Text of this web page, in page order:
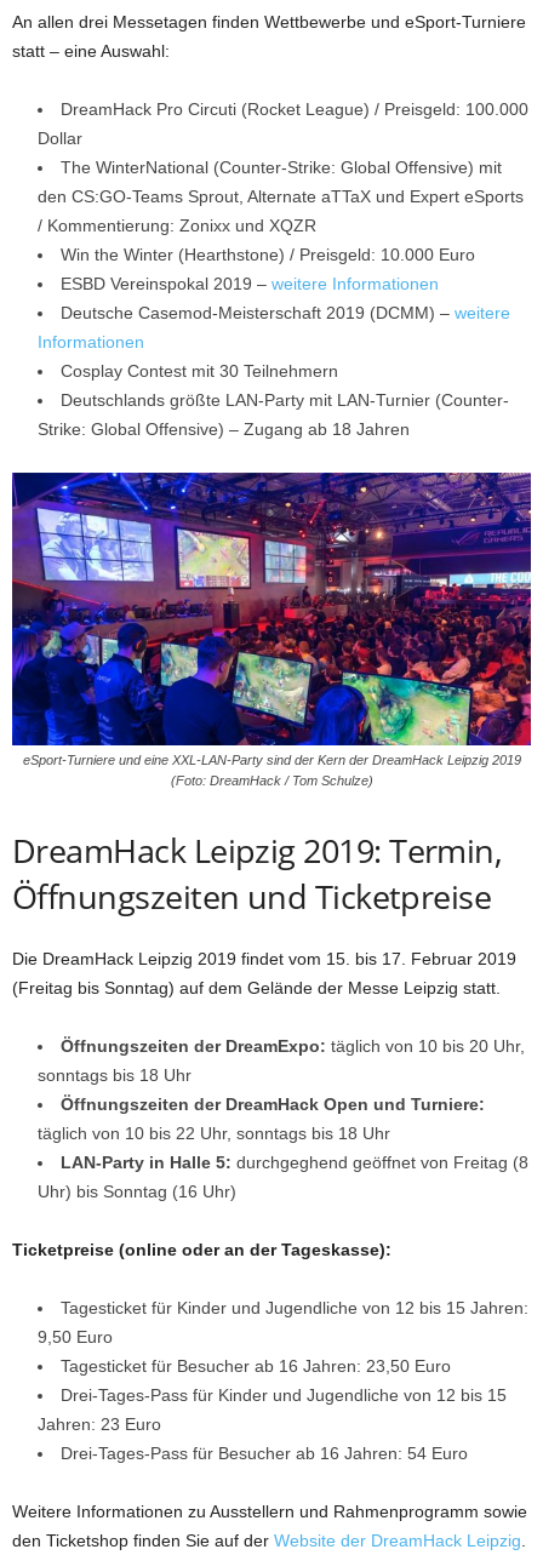
An allen drei Messetagen finden Wettbewerbe und eSport-Turniere
statt – eine Auswahl:
DreamHack Pro Circuti (Rocket League) / Preisgeld: 100.000
Dollar
The WinterNational (Counter-Strike: Global Offensive) mit
den CS:GO-Teams Sprout, Alternate aTTaX und Expert eSports
/ Kommentierung: Zonixx und XQZR
Win the Winter (Hearthstone) / Preisgeld: 10.000 Euro
ESBD Vereinspokal 2019 – weitere Informationen
Deutsche Casemod-Meisterschaft 2019 (DCMM) – weitere
Informationen
Cosplay Contest mit 30 Teilnehmern
Deutschlands größte LAN-Party mit LAN-Turnier (Counter-
Strike: Global Offensive) – Zugang ab 18 Jahren
eSport-Turniere und eine XXL-LAN-Party sind der Kern der DreamHack Leipzig 2019
(Foto: DreamHack / Tom Schulze)
DreamHack Leipzig 2019: Termin,
Öffnungszeiten und Ticketpreise
Die DreamHack Leipzig 2019 findet vom 15. bis 17. Februar 2019
(Freitag bis Sonntag) auf dem Gelände der Messe Leipzig statt.
Öffnungszeiten der DreamExpo: täglich von 10 bis 20 Uhr,
sonntags bis 18 Uhr
Öffnungszeiten der DreamHack Open und Turniere:
täglich von 10 bis 22 Uhr, sonntags bis 18 Uhr
LAN-Party in Halle 5: durchgeghend geöffnet von Freitag (8
Uhr) bis Sonntag (16 Uhr)
Ticketpreise (online oder an der Tageskasse):
Tagesticket für Kinder und Jugendliche von 12 bis 15 Jahren:
9,50 Euro
Tagesticket für Besucher ab 16 Jahren: 23,50 Euro
Drei-Tages-Pass für Kinder und Jugendliche von 12 bis 15
Jahren: 23 Euro
Drei-Tages-Pass für Besucher ab 16 Jahren: 54 Euro
Weitere Informationen zu Ausstellern und Rahmenprogramm sowie
den Ticketshop finden Sie auf der Website der DreamHack Leipzig